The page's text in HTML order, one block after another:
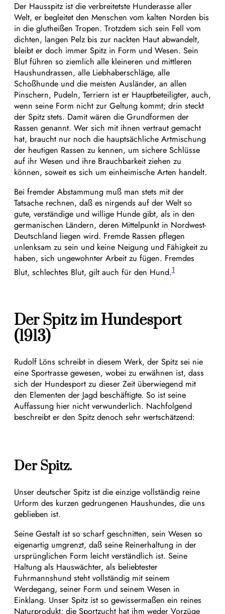
Der Hausspitz ist die verbreitetste Hunderasse aller
Welt, er begleitet den Menschen vom kalten Norden bis
in die glutheißen Tropen. Trotzdem sich sein Fell vom
dichten, langen Pelz bis zur nackten Haut abwandelt,
bleibt er doch immer Spitz in Form und Wesen. Sein
Blut führen so ziemlich alle kleineren und mittleren
Haushundrassen, alle Liebhaberschläge, alle
Schoßhunde und die meisten Ausländer, an allen
Pinschern, Pudeln, Terriern ist er Hauptbeteiligter, auch,
wenn seine Form nicht zur Geltung kommt; drin steckt
der Spitz stets. Damit wären die Grundformen der
Rassen genannt. Wer sich mit ihnen vertraut gemacht
hat, braucht nur noch die hauptsächliche Artmischung
der heutigen Rassen zu kennen, um sichere Schlüsse
auf ihr Wesen und ihre Brauchbarkeit ziehen zu
können, soweit es sich um einheimische Arten handelt.
Bei fremder Abstammung muß man stets mit der
Tatsache rechnen, daß es nirgends auf der Welt so
gute, verständige und willige Hunde gibt, als in den
germanischen Ländern, deren Mittelpunkt in Nordwest-
Deutschland liegen wird. Fremde Rassen pflegen
unlenksam zu sein und keine Neigung und Fähigkeit zu
haben, sich ungewohnter Arbeit zu fügen. Fremdes
Blut, schlechtes Blut, gilt auch für den Hund.1
Der Spitz im Hundesport
(1913)
Rudolf Löns schreibt in diesem Werk, der Spitz sei nie
eine Sportrasse gewesen, wobei zu erwähnen ist, dass
sich der Hundesport zu dieser Zeit überwiegend mit
den Elementen der Jagd beschäftigte. So ist seine
Auffassung hier nicht verwunderlich. Nachfolgend
beschreibt er den Spitz denoch sehr wertschätzend:
Der Spitz.
Unser deutscher Spitz ist die einzige vollständig reine
Urform des kurzen gedrungenen Haushundes, die uns
geblieben ist.
Seine Gestalt ist so scharf geschnitten, sein Wesen so
eigenartig umgrenzt, daß seine Reinerhaltung in der
ursprünglichen Form leicht verständlich ist. Seine
Haltung als Hauswächter, als beliebtester
Fuhrmannshund steht vollständig mit seinem
Werdegang, seiner Form und seinem Wesen in
Einklang. Unser Spitz ist so gewissermaßen ein reines
Naturprodukt; die Sportzucht hat ihm weder Vorzüge